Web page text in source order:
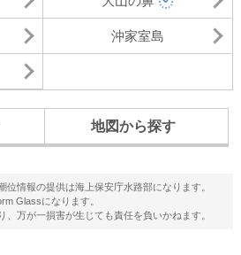
沖家室島
地図から探す
情報の提供は海上保安庁水路部になります。
Glassになります。
万が一損害が生じても責任を負いかねます。